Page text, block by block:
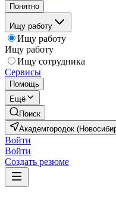
Понятно
Ищу работу
Ищу работу
Ищу работу
Ищу сотрудника
Сервисы
Помощь
Ещё
Поиск
Академгородок
Войти
Войти
Создать резюме